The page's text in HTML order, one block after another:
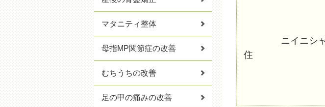
ニイニシャ
住
マタニティ整体
母指MP関節症の改善
むちうちの改善
足の甲の痛みの改善